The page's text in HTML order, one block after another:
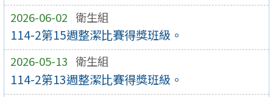
2026-06-02 衛生組
114-2第15週整潔比賽得獎班級。
2026-05-13 衛生組
114-2第13週整潔比賽得獎班級。